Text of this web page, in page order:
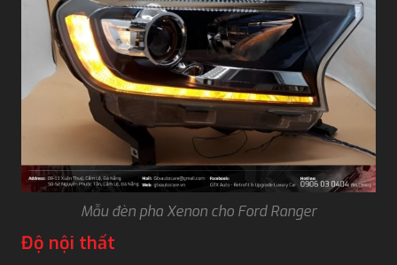
Mẫu đèn pha Xenon cho Ford Ranger
Độ nội thất